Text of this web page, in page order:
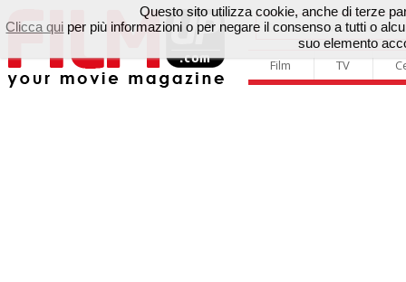
Film TV
Questo sito utilizza cookie, anche di terze
Clicca qui per più informazioni o per negare il consenso a tutti o
suo elemento